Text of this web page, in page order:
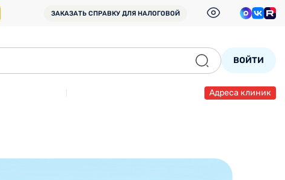
ЗАКАЗАТЬ СПРАВКУ ДЛЯ НАЛОГОВОЙ
ВОЙТИ
Адреса клиник